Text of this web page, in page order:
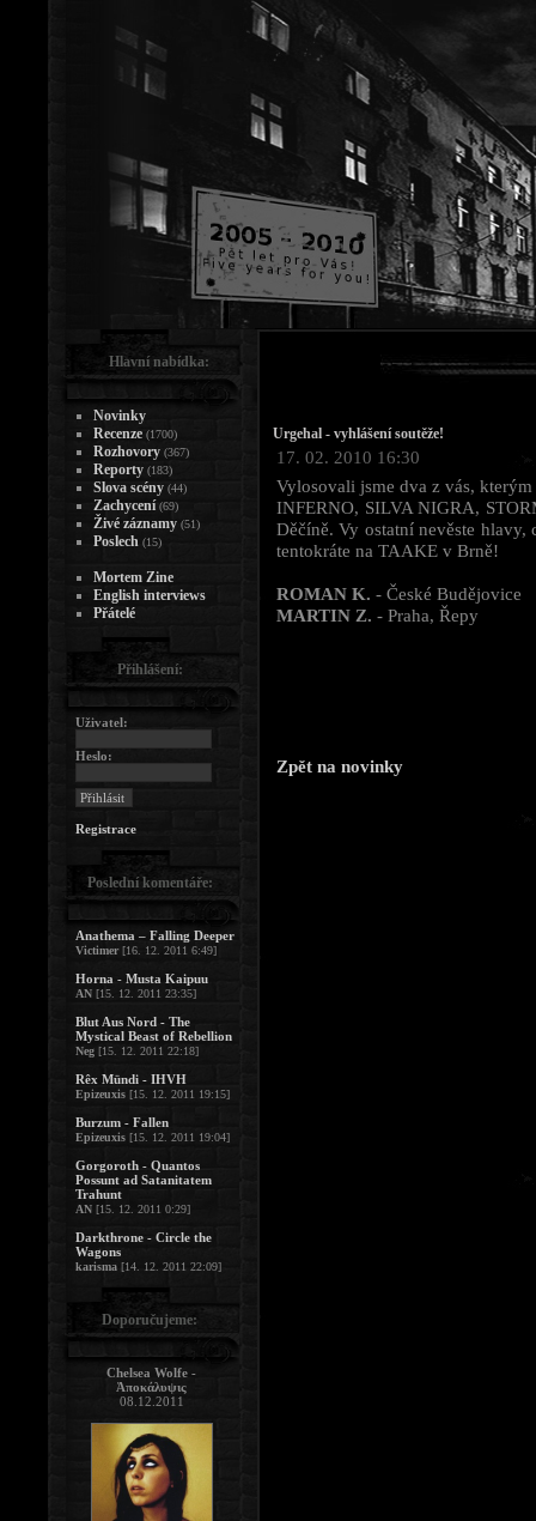
Urgehal - vyhlášení soutěže!
17. 02. 2010 16:30
Vylosovali jsme dva z vás,
INFERNO, SILVA NIGRA,
Děčíně. Vy ostatní nevěste
tentokráte na TAAKE v Brně!
ROMAN K. - České Budějovice
MARTIN Z. - Praha, Řepy
Zpět na novinky
Hlavní nabídka:
Novinky
Recenze (1700)
Rozhovory (367)
Reporty (183)
Slova scény (44)
Zachycení (69)
Živé záznamy (51)
Poslech (15)
Mortem Zine
English interviews
Přátelé
Přihlášení:
Uživatel:
Heslo:
Registrace
Poslední komentáře:
Anathema – Falling Deeper
Victimer[16. 12. 2011 6:49]
Horna - Musta Kaipuu
AN [15. 12. 2011 23:35]
Blut Aus Nord - The
Mystical Beast of Rebellion
Neg [15. 12. 2011 22:18]
Rêx Mündi - IHVH
Epizeuxis [15. 12. 2011 19:15]
Burzum - Fallen
Epizeuxis [15. 12. 2011 19:04]
Gorgoroth - Quantos
Possunt ad Satanitatem
Trahunt
AN [15. 12. 2011 0:29]
Darkthrone - Circle the
Wagons
karisma [14. 12. 2011 22:09]
Doporučujeme:
Chelsea Wolfe -
Ἀποκάλυψις
08.12.2011